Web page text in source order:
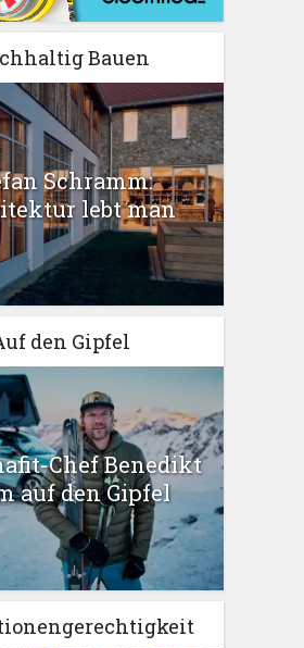
Bauen
Schramm:
lebt man
den Gipfel
Chef Benedikt
auf den Gipfel